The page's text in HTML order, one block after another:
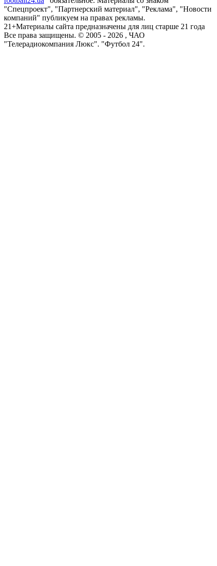
"Спецпроект", "Партнерский материал", "Реклама", "Новости
компаний" публикуем на правах рекламы.
21+Материалы сайта предназначены для лиц старше 21 года
Все права защищены. © 2005 - 2026 , ЧАО
"Телерадиокомпания Люкс". "Футбол 24".